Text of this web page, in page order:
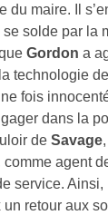
du maire. Il
solde par la
Gordon a
technologie
fois
dans la
de Savage,
agent
service. Ainsi,
retour aux